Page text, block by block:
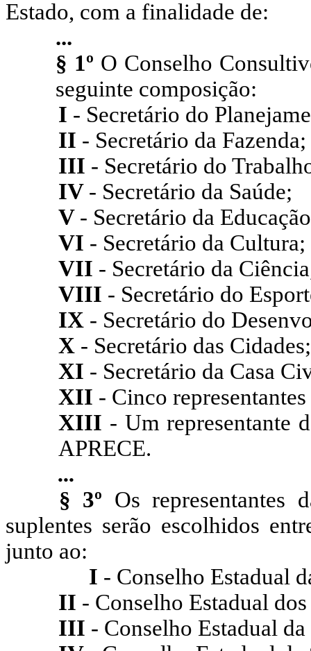
Estado, com a finalidade de:
...
§ 1º O Conselho
seguinte composição:
I - Secretário do
II - Secretário da Fazenda;
III - Secretário do
IV - Secretário da Saúde;
V - Secretário da
VI - Secretário da Cultura;
VII - Secretário da
VIII - Secretário do
IX - Secretário do
X - Secretário das Cidades;
XI - Secretário da Casa
XII - Cinco
XIII - Um representante
APRECE.
...
§ 3º Os representantes
suplentes serão escolhidos
junto ao:
I - Conselho Estadual
II - Conselho Estadual
III - Conselho Estadual